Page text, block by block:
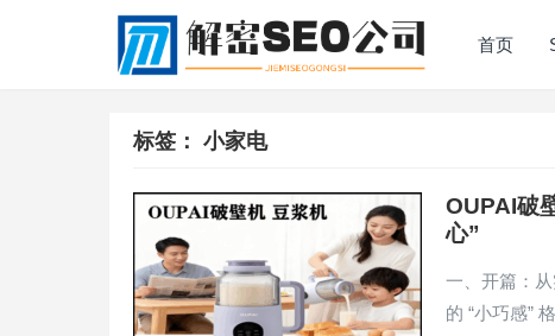
首页
标签： 小家电
OUPAI破
心”​
一、开篇：
的 “小巧感”